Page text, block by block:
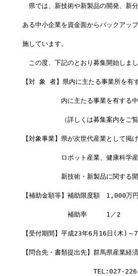
県では、新技術や新製品の開発、新
ある中小企業を資金面からバックアッ
施しています。
この度、下記のとおり募集開始しまし
【対 象 者】県内に主たる事業所を有
内に主たる事業を有する中
（詳しくは募集案内をご覧く
【対象事業】県が次世代産業として掲
ロボット産業、健康科学産業、
新技術・新製品に関する開
【補助金額等】補助限度額　1,000万円
補助率　　　1／2
【受付期間】平成23年6月16日(木)～
【問合先・書類提出先】群馬県産業経
TEL:027-226-